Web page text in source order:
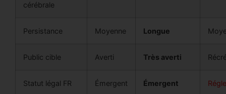
cérébrale
Persistance Moyenne Longue
Public cible Averti Très averti
Statut légal FR Émergent Émergent